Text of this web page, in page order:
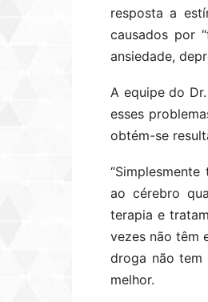
resposta a
causados por
ansiedade,
A equipe do
esses
obtém-se
ao cérebro
terapia e
vezes não têm
droga não tem
melhor.